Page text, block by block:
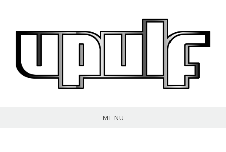
content
MENU